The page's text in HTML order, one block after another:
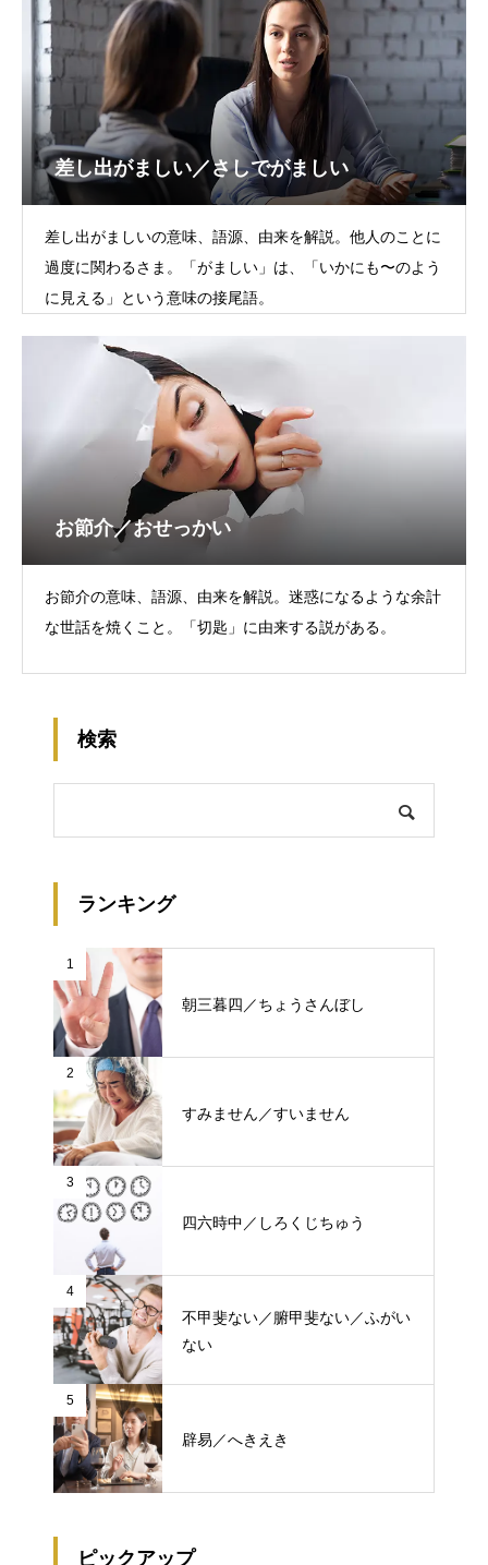
差し出がましい／さしでがましい
差し出がましいの意味、語源、由来を解説。他人のことに
過度に関わるさま。「がましい」は、「いかにも〜のよう
に見える」という意味の接尾語。
お節介／おせっかい
お節介の意味、語源、由来を解説。迷惑になるような余計
な世話を焼くこと。「切匙」に由来する説がある。
検索
ランキング
1
朝三暮四／ちょうさんぼし
2
すみません／すいません
3
四六時中／しろくじちゅう
4
不甲斐ない／腑甲斐ない／ふがい
ない
5
辟易／へきえき
ピックアップ